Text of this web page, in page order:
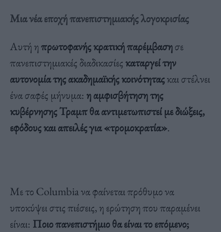
Μια νέα εποχή πανεπιστημιακής λογοκρισίας
Αυτή ηπρωτοφανής κρατική παρέμβασησε
πανεπιστημιακές διαδικασίεςκαταργεί την
αυτονομία της ακαδημαϊκής κοινότηταςκαι στέλνει
ένα σαφές μήνυμα: η αμφισβήτηση της
κυβέρνησης Τραμπ θα αντιμετωπιστεί με διώξεις,
εφόδους και απειλές για «τρομοκρατία».
Με το Columbia να φαίνεται πρόθυμο να
υποκύψει στις πιέσεις, η ερώτηση που παραμένει
είναι: Ποιο πανεπιστήμιο θα είναι το επόμενο;